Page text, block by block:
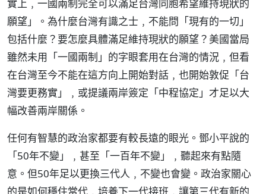
實上﹐一國兩制完全可以滿足台灣同胞希望維持現狀的
願望」。為什麼台灣有識之士﹐不能問「現有的一切」
包括什麼？要怎麼具體滿足維持現狀的願望？美國當局
雖然未用「一國兩制」的字眼套用在台灣的情況﹐但看
在台灣至今不能在這方向上開始對話﹐也開始敦促「台
灣要更務實」﹐或提議兩岸簽定「中程協定」才足以大
幅改善兩岸關係。
任何有智慧的政治家都要有較長遠的眼光。鄧小平說的
「50年不變」﹐甚至「一百年不變」﹐聽起來有點隨
意。但50年足以更換三代人﹐不變也會變。政治家關心